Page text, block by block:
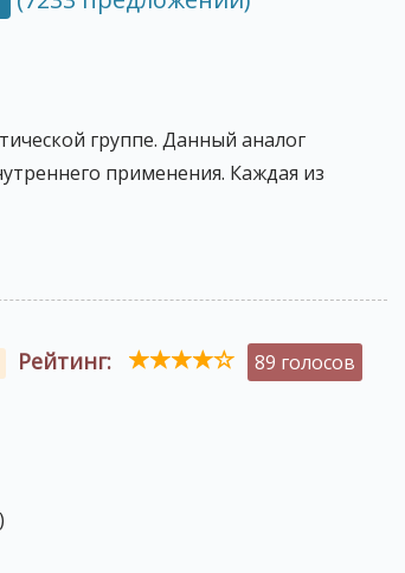
группе. Данный аналог
применения. Каждая из
Рейтинг: 89 голосов